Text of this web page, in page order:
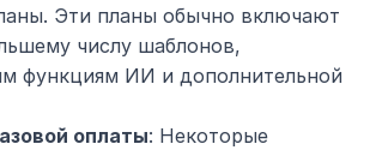
Эти планы обычно включают
числу шаблонов,
функциям ИИ и дополнительной
оплаты: Некоторые